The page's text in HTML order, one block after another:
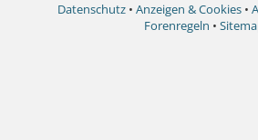
Datenschutz • Anzeigen & Cookies •
Forenregeln •